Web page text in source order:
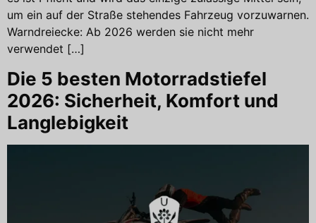
um ein auf der Straße stehendes Fahrzeug vorzuwarnen.
Warndreiecke: Ab 2026 werden sie nicht mehr
verwendet […]
Die 5 besten Motorradstiefel
2026: Sicherheit, Komfort und
Langlebigkeit